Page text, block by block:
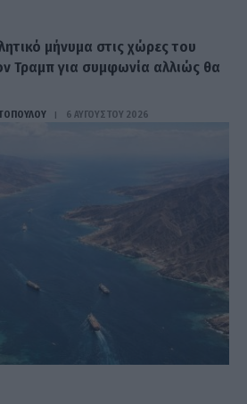
μήνυμα στις χώρες του
Τραμπ για συμφωνία αλλιώς θα
6 ΑΥΓΟΎΣΤΟΥ 2026